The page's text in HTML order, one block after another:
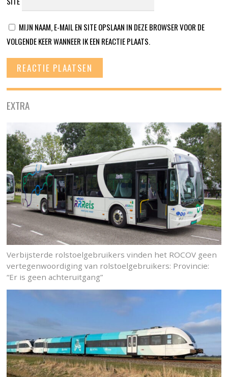
MIJN NAAM, E-MAIL EN SITE OPSLAAN IN DEZE BROWSER VOOR DE
VOLGENDE KEER WANNEER IK EEN REACTIE PLAATS.
EXTRA
Verbijsterde rolstoelgebruikers vinden het ROCOV geen
vertegenwoordiging van rolstoelgebruikers: Provincie:
“Er is geen achteruitgang”